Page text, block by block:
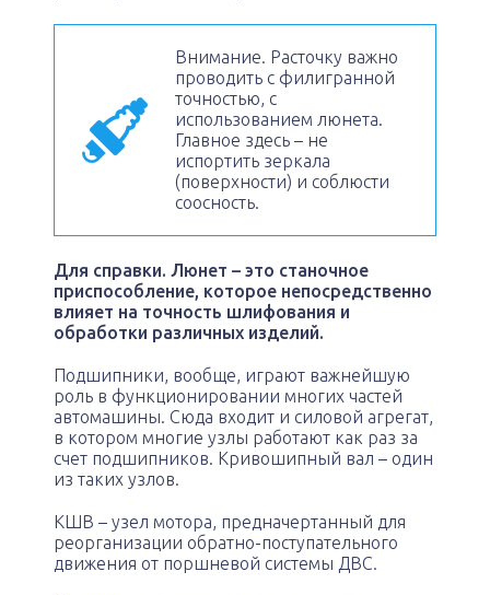
Внимание. Расточку важно
проводить с филигранной
точностью, с
использованием люнета.
Главное здесь – не
испортить зеркала
(поверхности) и соблюсти
соосность.
Для справки. Люнет – это станочное
приспособление, которое непосредственно
влияет на точность шлифования и
обработки различных изделий.
Подшипники, вообще, играют важнейшую
роль в функционировании многих частей
автомашины. Сюда входит и силовой агрегат,
в котором многие узлы работают как раз за
счет подшипников. Кривошипный вал – один
из таких узлов.
КШВ – узел мотора, предначертанный для
реорганизации обратно-поступательного
движения от поршневой системы ДВС.